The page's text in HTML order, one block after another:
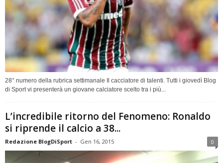
28° numero della rubrica settimanale Il cacciatore di talenti. Tutti i giovedì Blog
di Sport vi presenterà un giovane calciatore scelto tra i più...
L’incredibile ritorno del Fenomeno: Ronaldo
si riprende il calcio a 38...
Redazione BlogDiSport - Gen 16, 2015 0